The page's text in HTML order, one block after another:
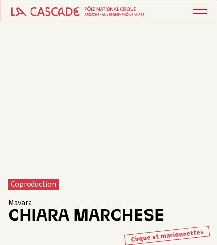
Coproduction
Mavara
CHIARA MARCHESE
Cirque et marionnettes